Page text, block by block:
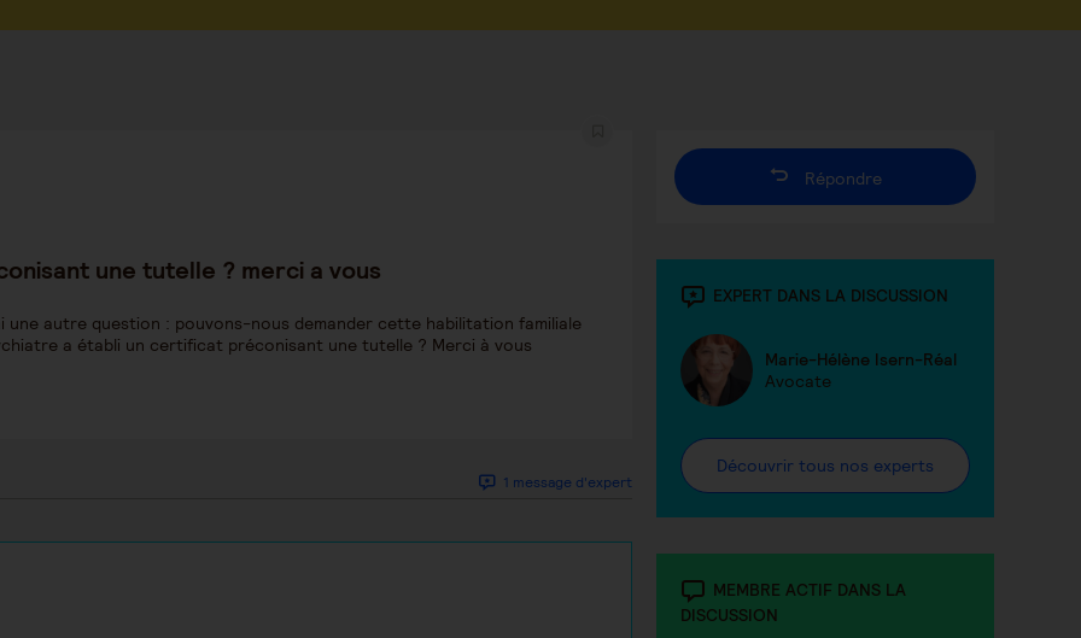
une tutelle ? merci a vous
autre question : pouvons-nous demander cette habilitation familiale
a établi un certificat préconisant une tutelle ? Merci à vous
1 message d'expert
Répondre
EXPERT DANS LA DISCUSSION
Marie-Hélène Isern-Réal
Avocate
Découvrir tous nos experts
MEMBRE ACTIF DANS LA
DISCUSSION